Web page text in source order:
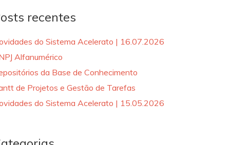
recentes
do Sistema Acelerato | 16.07.2026
Alfanumérico
da Base de Conhecimento
de Projetos e Gestão de Tarefas
do Sistema Acelerato | 15.05.2026